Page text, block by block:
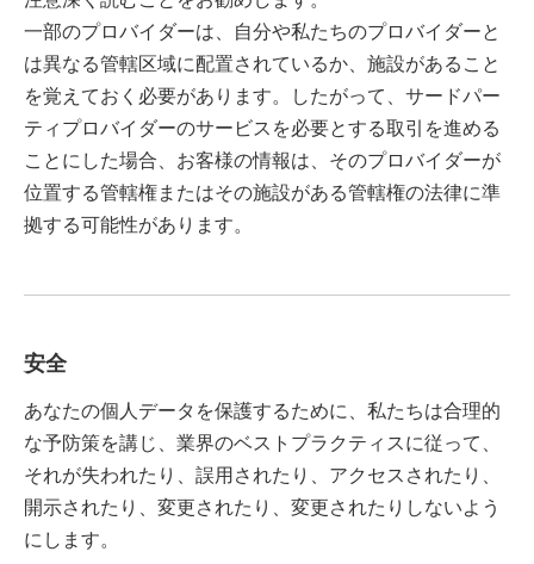
一部のプロバイダーは、自分や私たちのプロバイダーと
は異なる管轄区域に配置されているか、施設があること
を覚えておく必要があります。したがって、サードパー
ティプロバイダーのサービスを必要とする取引を進める
ことにした場合、お客様の情報は、そのプロバイダーが
位置する管轄権またはその施設がある管轄権の法律に準
拠する可能性があります。
安全
あなたの個人データを保護するために、私たちは合理的
な予防策を講じ、業界のベストプラクティスに従って、
それが失われたり、誤用されたり、アクセスされたり、
開示されたり、変更されたり、変更されたりしないよう
にします。